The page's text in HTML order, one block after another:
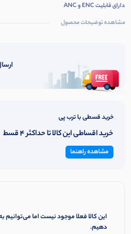
دارای قابلیت ENC و ANC
قابلیت پخش موزیک به مدت ۶ ساعت با یک بار شارژدهی
کنترل هوشمند از طریق تاچ
وضوح صدای بالا
دارای حالت مونو و استریو
دارای کیس قدرتمند با باتری ۳۰۰ میلی آمپری
فول شدن شارژ کیس فقط با ۲ ساعت شاژدهی
مشاهده توضیحات محصول
خرید قسطی با ترب پی
خرید اقساطی این کالا تا حداکثر 4 قسط
مشاهده راهنما
این کالا فعلا موجود نیست اما
دهیم.